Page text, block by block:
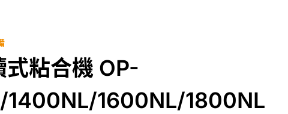
式粘合機 OP-
1400NL/1600NL/1800NL